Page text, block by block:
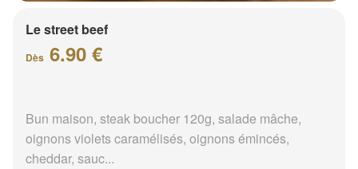
Le street beef
Dès 6.90 €
Bun maison, steak boucher 120g, salade mâche,
oignons violets caramélisés, oignons émincés,
cheddar, sauc...